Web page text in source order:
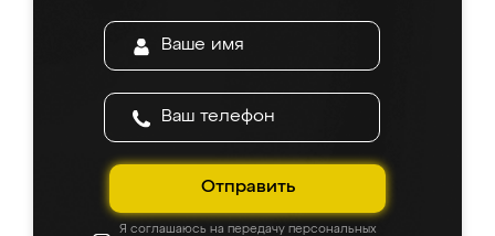
Отправить
Я соглашаюсь на передачу персональных